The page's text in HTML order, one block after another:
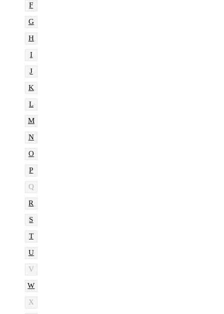
F
G
H
I
J
K
L
M
N
O
P
Q
R
S
T
U
V
W
X